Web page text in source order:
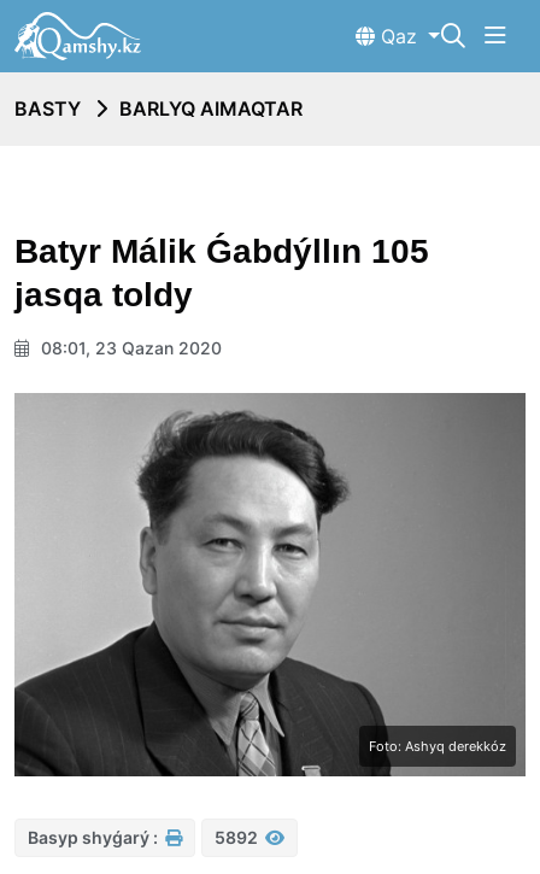
Qaz
BASTY BARLYQ AIMAQTAR
Batyr Málik Ǵabdýllın 105
jasqa toldy
08:01, 23 Qazan 2020
Foto: Ashyq derekkóz
Basyp shyǵarý : 5892